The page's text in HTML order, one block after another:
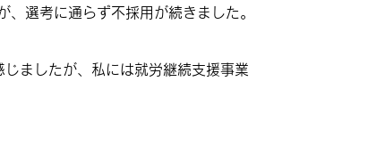
選考に通らず不採用が続きました。
ましたが、私には就労継続支援事業